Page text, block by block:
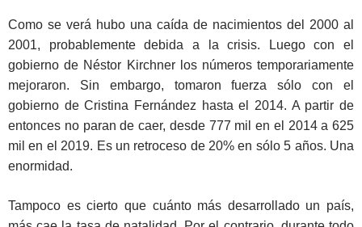
Como se verá hubo una caída de nacimientos del 2000 al
2001, probablemente debida a la crisis. Luego con el
gobierno de Néstor Kirchner los números temporariamente
mejoraron. Sin embargo, tomaron fuerza sólo con el
gobierno de Cristina Fernández hasta el 2014. A partir de
entonces no paran de caer, desde 777 mil en el 2014 a 625
mil en el 2019. Es un retroceso de 20% en sólo 5 años. Una
enormidad.
Tampoco es cierto que cuánto más desarrollado un país,